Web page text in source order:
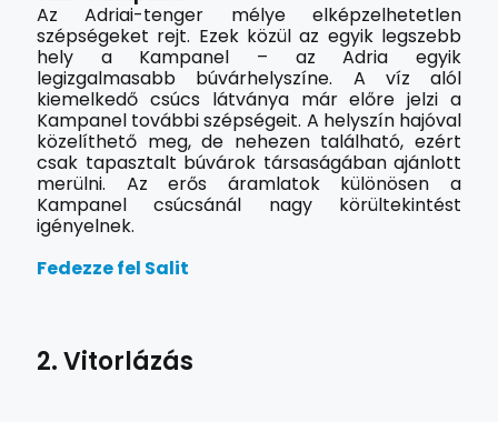
Az Adriai-tenger mélye elképzelhetetlen
szépségeket rejt. Ezek közül az egyik legszebb
hely a Kampanel – az Adria egyik
legizgalmasabb búvárhelyszíne. A víz alól
kiemelkedő csúcs látványa már előre jelzi a
Kampanel további szépségeit. A helyszín hajóval
közelíthető meg, de nehezen található, ezért
csak tapasztalt búvárok társaságában ajánlott
merülni. Az erős áramlatok különösen a
Kampanel csúcsánál nagy körültekintést
igényelnek.
Fedezze fel Salit
2. Vitorlázás